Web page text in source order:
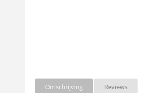
Omschrijving Reviews